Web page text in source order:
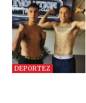
DEPORTEZ